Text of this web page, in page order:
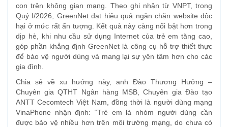
con trên không gian mạng. Theo ghi nhận từ VNPT, trong
Quý I/2026, GreenNet đạt hiệu quả ngăn chặn website độc
hại ở mức rất ấn tượng. Kết quả này càng nổi bật hơn trong
dịp hè, khi nhu cầu sử dụng Internet của trẻ em tăng cao,
góp phần khẳng định GreenNet là công cụ hỗ trợ thiết thực
để bảo vệ người dùng và mang lại sự yên tâm hơn cho các
gia đình.
Chia sẻ về xu hướng này, anh Đào Thương Hưởng –
Chuyên gia QTHT Ngân hàng MSB, Chuyên gia Đào tạo
ANTT Cecomtech Việt Nam, đồng thời là người dùng mạng
VinaPhone nhận định: “Trẻ em là nhóm người dùng cần
được bảo vệ nhiều hơn trên môi trường mạng, do chưa có